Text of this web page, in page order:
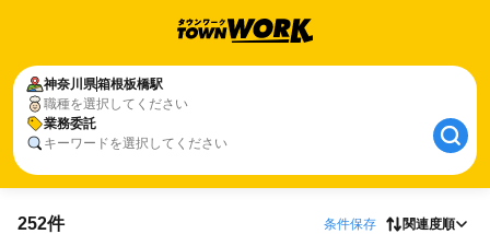
神奈川県箱根板橋駅
職種を選択してください
業務委託
キーワードを選択してください
252件 条件保存 関連度順